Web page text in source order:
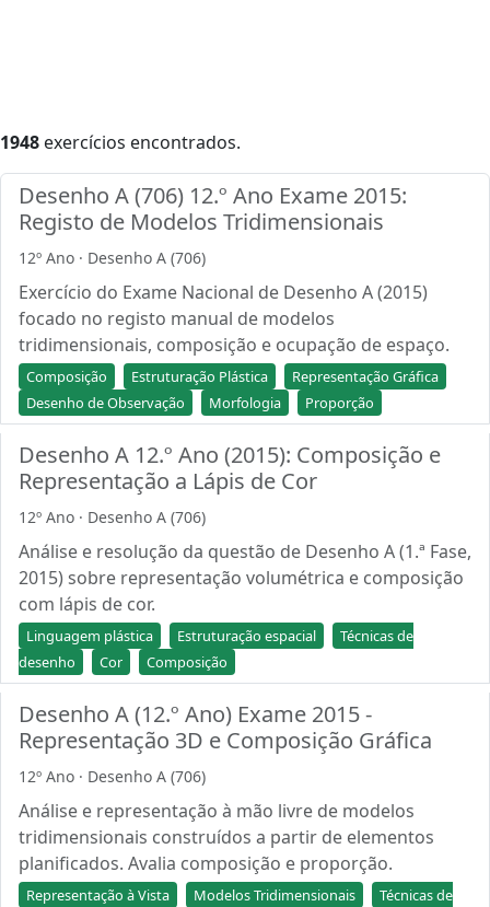
1948 exercícios encontrados.
Desenho A (706) 12.º Ano Exame 2015:
Registo de Modelos Tridimensionais
12º Ano · Desenho A (706)
Exercício do Exame Nacional de Desenho A (2015)
focado no registo manual de modelos
tridimensionais, composição e ocupação de espaço.
Composição Estruturação Plástica
Representação Gráfica
Desenho de Observação
Morfologia Proporção
Desenho A 12.º Ano (2015): Composição e
Representação a Lápis de Cor
12º Ano · Desenho A (706)
Análise e resolução da questão de Desenho A (1.ª Fase,
2015) sobre representação volumétrica e composição
com lápis de cor.
Linguagem plástica Estruturação espacial
Técnicas de
desenho
Cor Composição
Desenho A (12.º Ano) Exame 2015 -
Representação 3D e Composição Gráfica
12º Ano · Desenho A (706)
Análise e representação à mão livre de modelos
tridimensionais construídos a partir de elementos
planificados. Avalia composição e proporção.
Representação à Vista Modelos Tridimensionais
Técnicas de